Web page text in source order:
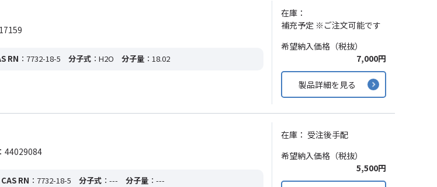
RN ：7732-18-5 分子式 ：H2O 分子量 ：18.02
在庫：
補充予定 ※ご注文可能です
希望納入価格（税抜）
7,000円
製品詳細を見る
44029084
CAS RN ：7732-18-5 分子式 ：--- 分子量 ：---
在庫： 受注後手配
希望納入価格（税抜）
5,500円